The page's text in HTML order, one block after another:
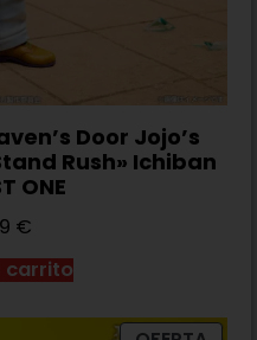
Door Jojo’s
Rush» Ichiban
ONE
€
carrito